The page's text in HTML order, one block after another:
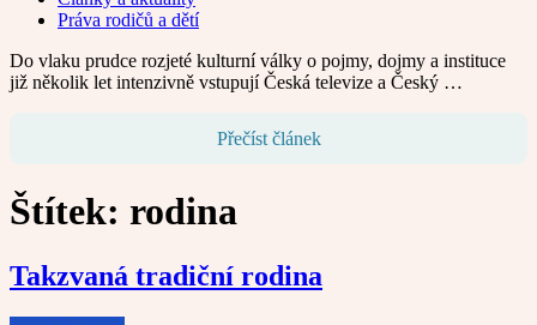
Práva rodičů a dětí
Do vlaku prudce rozjeté kulturní války o pojmy, dojmy a instituce
již několik let intenzivně vstupují Česká televize a Český …
Přečíst článek
Štítek: rodina
Takzvaná tradiční rodina